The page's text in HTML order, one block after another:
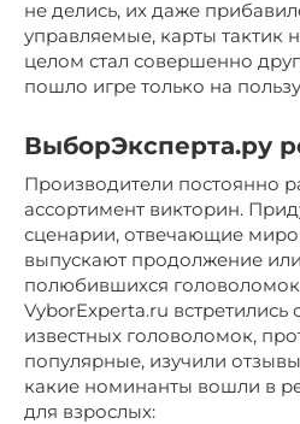
не делись, их даже
управляемые, карты тактик
целом стал совершенно
пошло игре только на
ВыборЭксперта.ру
Производители постоянно
ассортимент викторин.
сценарии, отвечающие
выпускают продолжение
полюбившихся
VyborExperta.ru встретились
известных головоломок,
популярные, изучили
какие номинанты вошли в
для взрослых: